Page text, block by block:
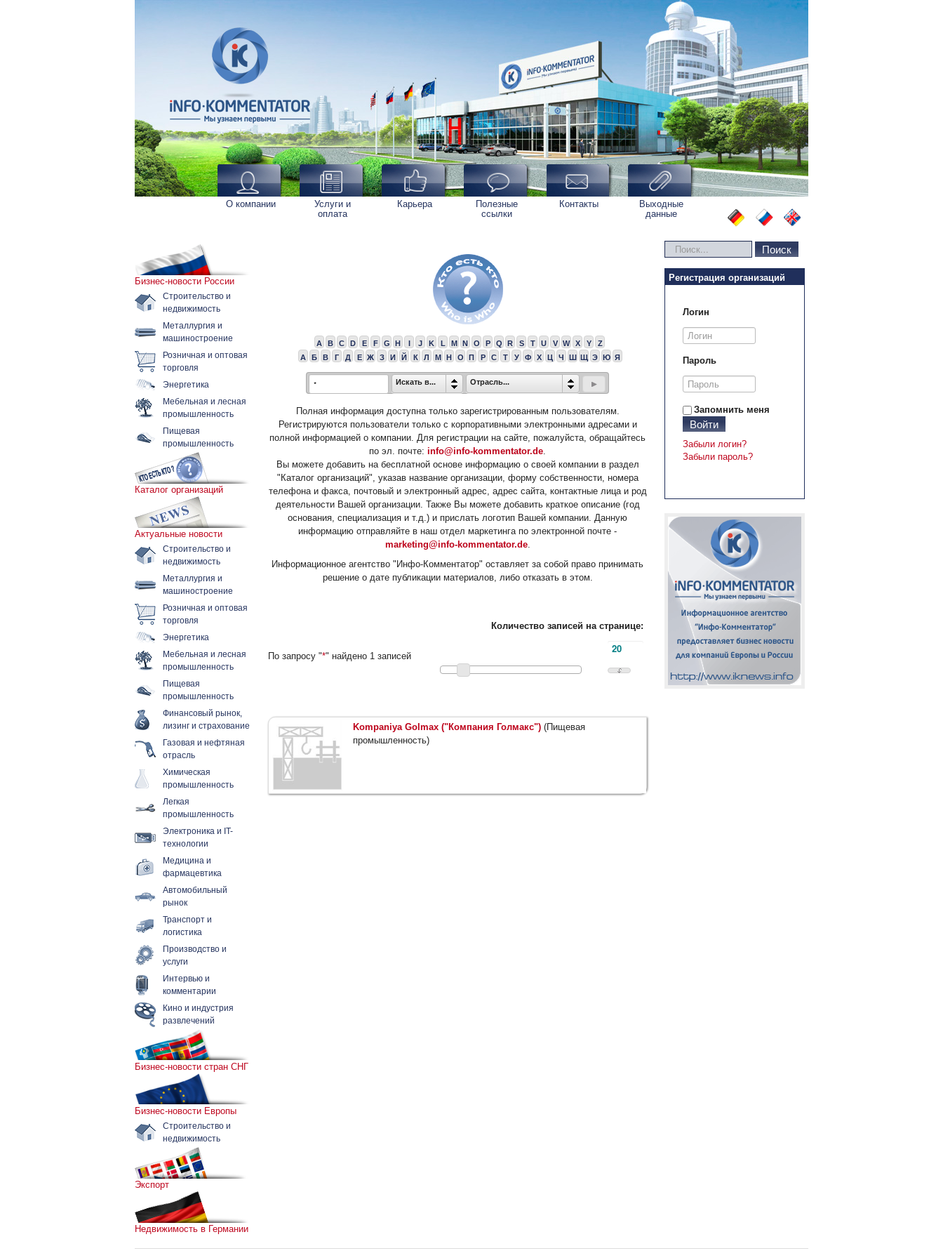
О компании
Услуги и
оплата
Карьера
Полезные
ссылки
Контакты
Выходные
данные
Бизнес-новости России
Строительство и
недвижимость
Металлургия и
машиностроение
Розничная и оптовая
торговля
Энергетика
Мебельная и лесная
промышленность
Пищевая
промышленность
Каталог организаций
Актуальные новости
Строительство и
недвижимость
Металлургия и
машиностроение
Розничная и оптовая
торговля
Энергетика
Мебельная и лесная
промышленность
Пищевая
промышленность
Финансовый рынок,
лизинг и страхование
Газовая и нефтяная
отрасль
Химическая
промышленность
Легкая
промышленность
Электроника и IT-
технологии
Медицина и
фармацевтика
Автомобильный
рынок
Транспорт и
логистика
Производство и
услуги
Интервью и
комментарии
Кино и индустрия
развлечений
Бизнес-новости стран СНГ
Бизнес-новости Европы
Строительство и
недвижимость
Экспорт
Недвижимость в Германии
A B C D E F G H I J K L M N O P Q R S T U V W X Y
Z
А
Б В Г Д Е Ж З И Й К Л М Н О П Р С Т У Ф Х Ц Ч Ш Щ Э Ю Я
Искать в... Отрасль...
Полная информация доступна только зарегистрированным пользователям.
Регистрируются пользователи только с корпоративными электронными адресами и
полной информацией о компании. Для регистрации на сайте, пожалуйста, обращайтесь
по эл. почте: info@info-kommentator.de.
Вы можете добавить на бесплатной основе информацию о своей компании в раздел
"Каталог организаций", указав название организации, форму собственности, номера
телефона и факса, почтовый и электронный адрес, адрес сайта, контактные лица и род
деятельности Вашей организации. Также Вы можете добавить краткое описание (год
основания, специализация и т.д.) и прислать логотип Вашей компании. Данную
информацию отправляйте в наш отдел маркетинга по электронной почте -
marketing@info-kommentator.de.
Информационное агентство "Инфо-Комментатор" оставляет за собой право принимать
решение о дате публикации материалов, либо отказать в этом.
По запросу "*" найдено 1 записей
Количество записей на странице:
Kompaniya Golmax ("Компания Голмакс") (Пищевая
промышленность)
Искать... Поиск
Регистрация организаций
Логин
Пароль
Запомнить меня
Войти
Забыли логин?
Забыли пароль?